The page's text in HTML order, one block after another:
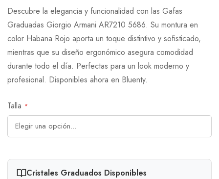
Descubre la elegancia y funcionalidad con las Gafas
Graduadas Giorgio Armani AR7210 5686. Su montura en
color Habana Rojo aporta un toque distintivo y sofisticado,
mientras que su diseño ergonómico asegura comodidad
durante todo el día. Perfectas para un look moderno y
profesional. Disponibles ahora en Bluenty.
Talla
Cristales Graduados Disponibles